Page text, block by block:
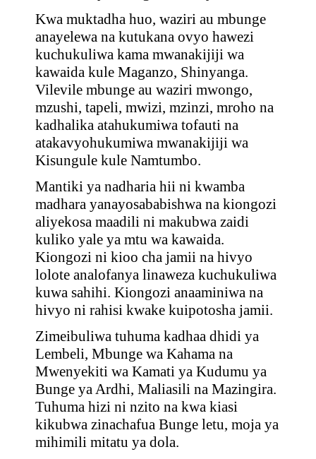
Kwa muktadha huo, waziri au mbunge
anayelewa na kutukana ovyo hawezi
kuchukuliwa kama mwanakijiji wa
kawaida kule Maganzo, Shinyanga.
Vilevile mbunge au waziri mwongo,
mzushi, tapeli, mwizi, mzinzi, mroho na
kadhalika atahukumiwa tofauti na
atakavyohukumiwa mwanakijiji wa
Kisungule kule Namtumbo.
Mantiki ya nadharia hii ni kwamba
madhara yanayosababishwa na kiongozi
aliyekosa maadili ni makubwa zaidi
kuliko yale ya mtu wa kawaida.
Kiongozi ni kioo cha jamii na hivyo
lolote analofanya linaweza kuchukuliwa
kuwa sahihi. Kiongozi anaaminiwa na
hivyo ni rahisi kwake kuipotosha jamii.
Zimeibuliwa tuhuma kadhaa dhidi ya
Lembeli, Mbunge wa Kahama na
Mwenyekiti wa Kamati ya Kudumu ya
Bunge ya Ardhi, Maliasili na Mazingira.
Tuhuma hizi ni nzito na kwa kiasi
kikubwa zinachafua Bunge letu, moja ya
mihimili mitatu ya dola.